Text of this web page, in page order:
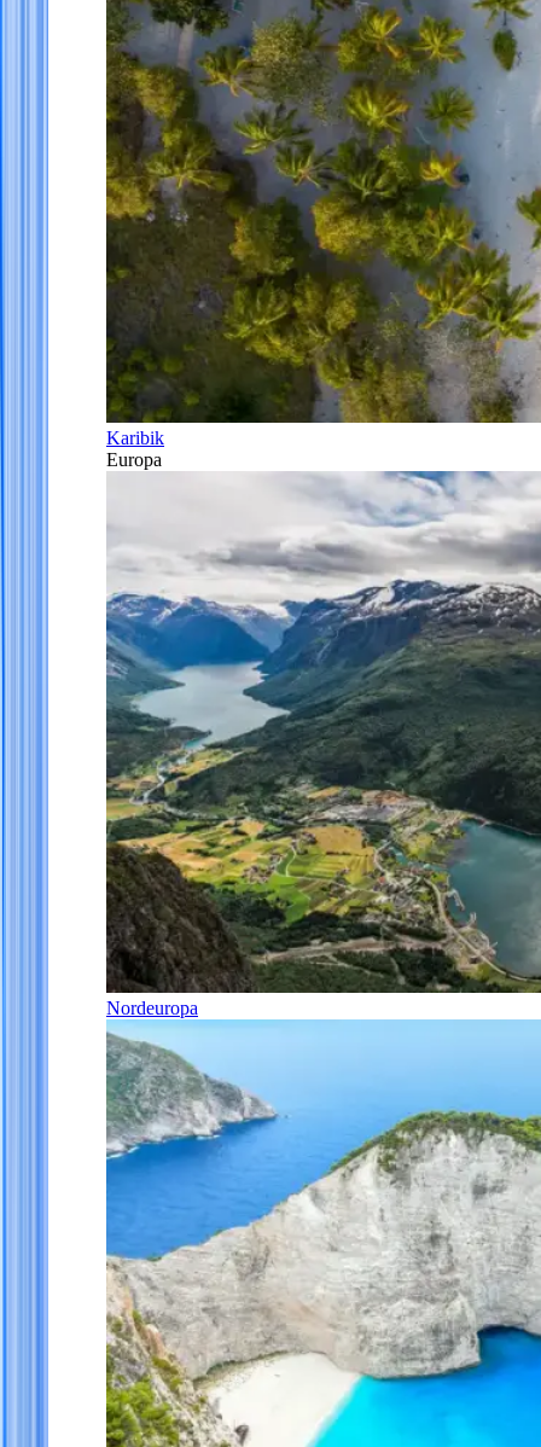
Karibik
Europa
Nordeuropa